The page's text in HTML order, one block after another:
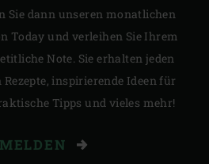
Sie dann unseren monatlichen
Today und verleihen Sie Ihrem
Note. Sie erhalten jeden
inspirierende Ideen für
Tipps und vieles mehr!